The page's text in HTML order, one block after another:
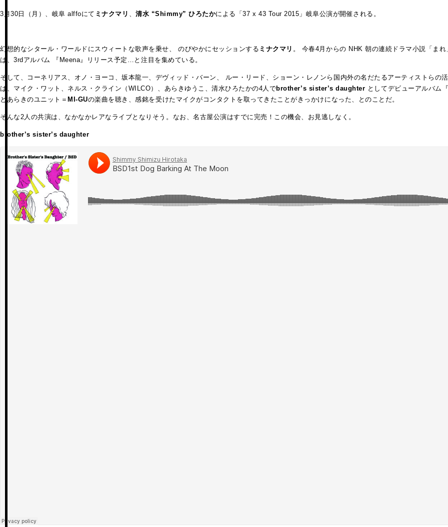
3月30日（月）、岐阜 alffoにて ミナクマリ 、清水 “Shimmy” ひろたかによる「37 x 43 Tour 2015」岐阜公演が開催される。
幻想的なシタール・ワールドにスウィートな歌声を乗せ、 のびやかにセッションする ミナクマリ 。 今春4月からの NHK 朝の連続ドラマ小説「ま
は、3rdアルバム 『Meena』リリース予定…と注目を集めている。
そして、コーネリアス、オノ・ヨーコ、坂本龍一、デヴィッド・バーン、 ルー・リード、ショーン・ レノンら国内外の名だたるアーティストらの
は、マイク・ワット、ネルス・クライン（WILCO）、あらきゆうこ、清水ひろたかの4人でbrother’s sister’s daughter としてデビューアルバム
とあらきのユニット＝ MI-GUの楽曲を聴き、感銘を受けたマイクがコンタクトを取ってきたことがきっかけになった、とのことだ。
そんな2人の共演は、なかなかレアなライブとなりそう。なお、名古屋公演はすでに完売！この機会、お見逃しなく。
brother’s sister’s daughter